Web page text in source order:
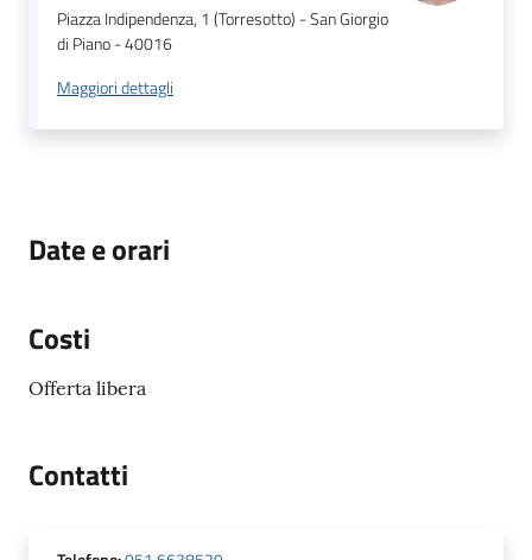
Piazza Indipendenza, 1 (Torresotto) - San Giorgio
di Piano - 40016
Maggiori dettagli
Date e orari
Costi
Offerta libera
Contatti